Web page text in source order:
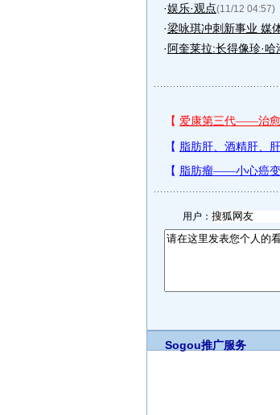
·娱乐·观点(11/12 04:57)
·梁咏琪冲刺新事业 媒
· 阿奎莱拉:长得像珍·
用户：
Sogou推广服务